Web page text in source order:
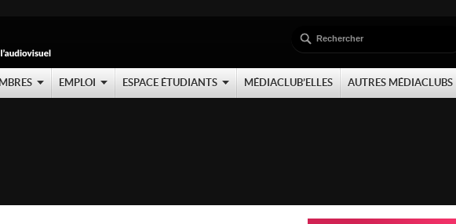
EMPLOI ESPACE ÉTUDIANTS MÉDIACLUB’ELLES AUTRES MÉDIACLUBS